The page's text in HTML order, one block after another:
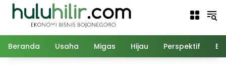
Langsung
Beranda Usaha Migas Hijau Perspektif